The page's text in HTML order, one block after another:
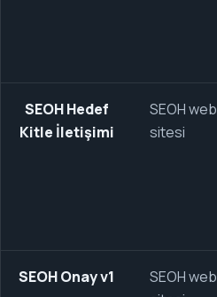
SEOH Hedef
Kitle İletişimi
SEOH web
sitesi
SEOH Onay v1
SEOH web